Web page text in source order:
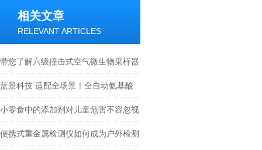
相关文章
RELEVANT ARTICLES
带您了解六级撞击式空气微生物采样器
特点
蓝景科技 适配全场景！全自动氨基酸
分析仪的多领域应用案例
小零食中的添加剂对儿童危害不容忽视
便携式重金属检测仪如何成为户外检测